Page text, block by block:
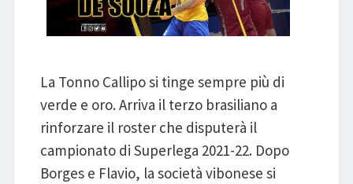
La Tonno Callipo si tinge sempre più di
verde e oro. Arriva il terzo brasiliano a
rinforzare il roster che disputerà il
campionato di Superlega 2021-22. Dopo
Borges e Flavio, la società vibonese si